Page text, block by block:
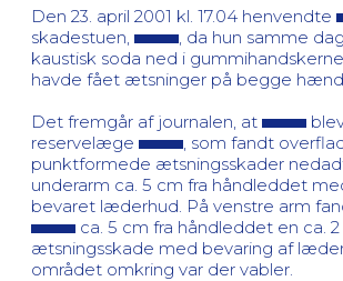
Den 23. april 2001 kl. 17.04 henvendte
skadestuen,
, da hun samme
kaustisk soda ned i
havde fået ætsninger på begge
Det fremgår af journalen, at
reservelæge
, som fandt
punktformede ætsningsskader
underarm ca. 5 cm fra håndleddet
bevaret læderhud. På venstre arm
ca. 5 cm fra håndleddet en ca.
ætsningsskade med bevaring af
området omkring var der vabler.